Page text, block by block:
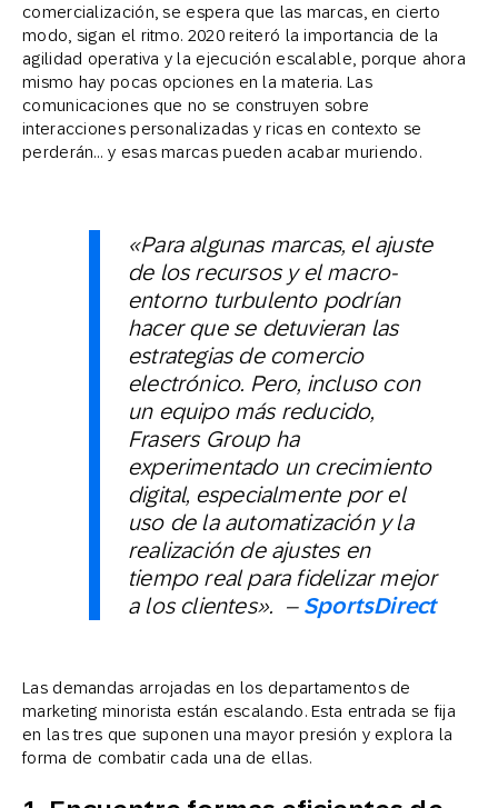
comercialización, se espera que las marcas, en cierto
modo, sigan el ritmo. 2020 reiteró la importancia de la
agilidad operativa y la ejecución escalable, porque ahora
mismo hay pocas opciones en la materia. Las
comunicaciones que no se construyen sobre
interacciones personalizadas y ricas en contexto se
perderán… y esas marcas pueden acabar muriendo.
«Para algunas marcas, el ajuste
de los recursos y el macro-
entorno turbulento podrían
hacer que se detuvieran las
estrategias de comercio
electrónico. Pero, incluso con
un equipo más reducido,
Frasers Group ha
experimentado un crecimiento
digital, especialmente por el
uso de la automatización y la
realización de ajustes en
tiempo real para fidelizar mejor
a los clientes». – SportsDirect
Las demandas arrojadas en los departamentos de
marketing minorista están escalando. Esta entrada se fija
en las tres que suponen una mayor presión y explora la
forma de combatir cada una de ellas.